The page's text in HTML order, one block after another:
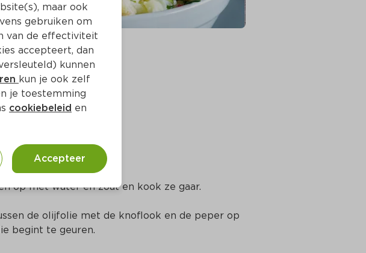
op met water en zout en kook ze gaar.
de olijfolie met de knoflook en de peper op
begint te geuren.
maar ook
gebruiken om
van de effectiviteit
accepteert, dan
kunnen
kun je ook zelf
je toestemming
cookiebeleid en
Accepteer